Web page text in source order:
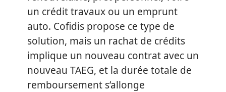
un crédit travaux ou un emprunt
auto. Cofidis propose ce type de
solution, mais un rachat de crédits
implique un nouveau contrat avec un
nouveau TAEG, et la durée totale de
remboursement s’allonge